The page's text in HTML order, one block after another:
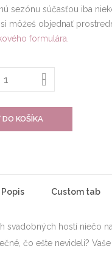
sezónu súčasťou iba
môžeš objednať
formulára.
DO KOŠÍKA
Popis Custom tab
svadobných hostí niečo
čo ešte nevideli?